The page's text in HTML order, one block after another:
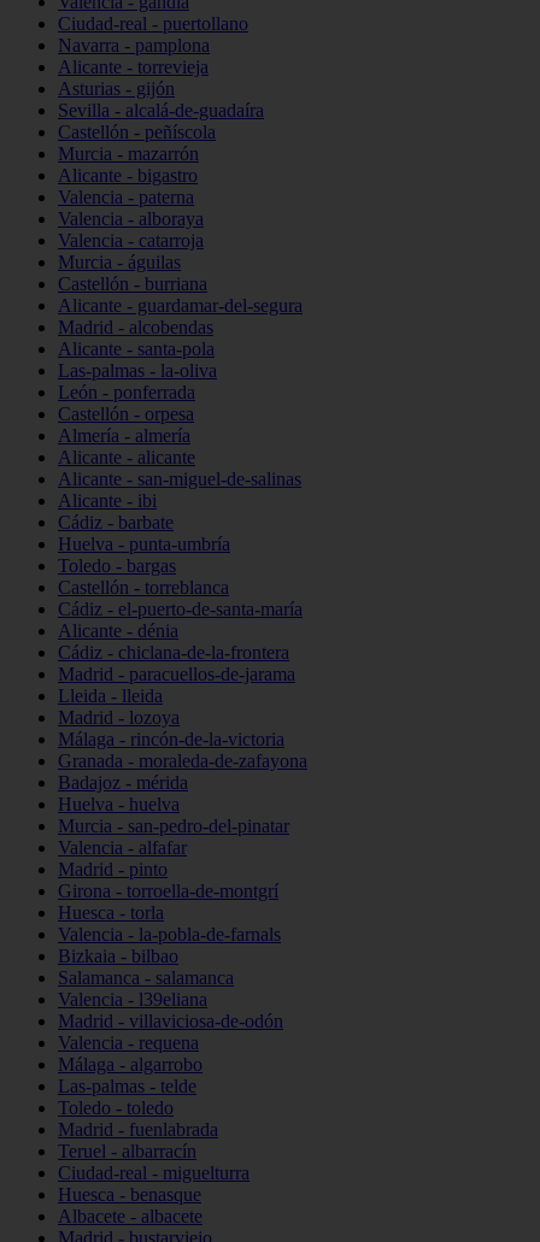
Ciudad-real - puertollano
Navarra - pamplona
Alicante - torrevieja
Asturias - gijón
Sevilla - alcalá-de-guadaíra
Castellón - peñíscola
Murcia - mazarrón
Alicante - bigastro
Valencia - paterna
Valencia - alboraya
Valencia - catarroja
Murcia - águilas
Castellón - burriana
Alicante - guardamar-del-segura
Madrid - alcobendas
Alicante - santa-pola
Las-palmas - la-oliva
León - ponferrada
Castellón - orpesa
Almería - almería
Alicante - alicante
Alicante - san-miguel-de-salinas
Alicante - ibi
Cádiz - barbate
Huelva - punta-umbría
Toledo - bargas
Castellón - torreblanca
Cádiz - el-puerto-de-santa-maría
Alicante - dénia
Cádiz - chiclana-de-la-frontera
Madrid - paracuellos-de-jarama
Lleida - lleida
Madrid - lozoya
Málaga - rincón-de-la-victoria
Granada - moraleda-de-zafayona
Badajoz - mérida
Huelva - huelva
Murcia - san-pedro-del-pinatar
Valencia - alfafar
Madrid - pinto
Girona - torroella-de-montgrí
Huesca - torla
Valencia - la-pobla-de-farnals
Bizkaia - bilbao
Salamanca - salamanca
Valencia - l39eliana
Madrid - villaviciosa-de-odón
Valencia - requena
Málaga - algarrobo
Las-palmas - telde
Toledo - toledo
Madrid - fuenlabrada
Teruel - albarracín
Ciudad-real - miguelturra
Huesca - benasque
Albacete - albacete
Madrid - bustarviejo